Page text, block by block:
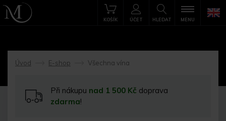
HLEDAT
KOŠÍK ÚČET MENU
Úvod
->
E-shop
->
Všechna vína
Při nákupu nad 1 500 Kč doprava
zdarma!